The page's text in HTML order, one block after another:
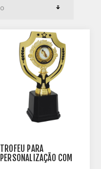
TROFÉU PARA
PERSONALIZAÇÃO COM